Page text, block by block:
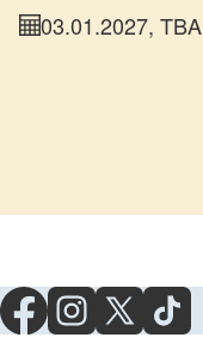
03.01.2027, TBA